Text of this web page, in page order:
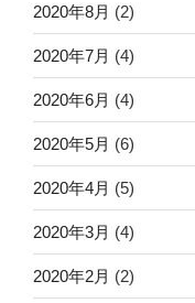
2020年8月 (2)
2020年7月 (4)
2020年6月 (4)
2020年5月 (6)
2020年4月 (5)
2020年3月 (4)
2020年2月 (2)